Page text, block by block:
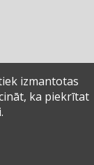
aizsargātas.
izmantotas
ka piekrītat